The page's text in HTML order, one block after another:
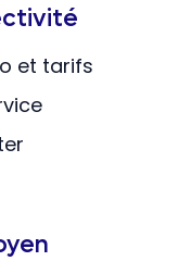
et tarifs